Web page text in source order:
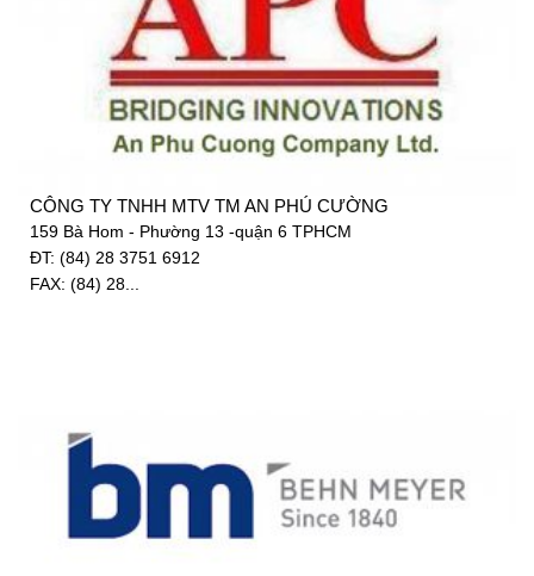
CÔNG TY TNHH MTV TM AN PHÚ CƯỜNG
159 Bà Hom - Phường 13 -quận 6 TPHCM
ĐT: (84) 28 3751 6912
FAX: (84) 28...